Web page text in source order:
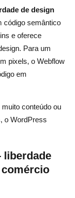
de design
código semântico
e oferece
Para um
pixels, o Webflow
em
conteúdo ou
o WordPress